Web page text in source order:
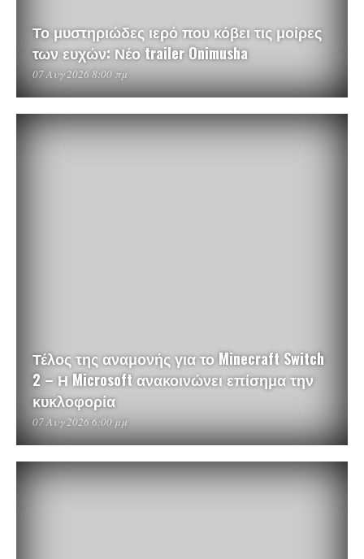
Το μυστηριώδες ιερό που κόβει τις μοίρες
των ευχών: Νέο trailer Onimusha
07 Αυγ 2026 8:00 πμ
Τέλος της αναμονής για το Minecraft Switch
2 – Η Microsoft ανακοινώνει επίσημα την
κυκλοφορία
07 Αυγ 2026 6:00 μμ